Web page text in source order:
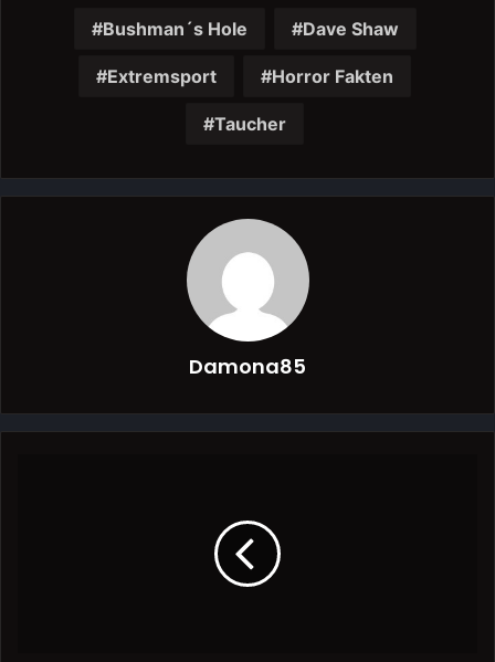
Bushman´s Hole Dave Shaw
Extremsport Horror Fakten
Taucher
Damona85